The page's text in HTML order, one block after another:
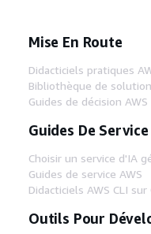
Mise En Route
Didacticiels pratiques
Bibliothèque de
Guides de décision AWS
Guides De Service
Choisir un service d'IA
Guides de service AWS
Didacticiels AWS CLI sur
Outils Pour